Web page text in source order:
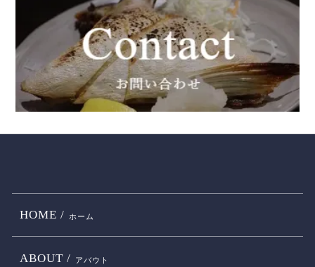
HOME / ホーム
ABOUT / アバウト